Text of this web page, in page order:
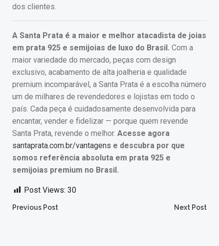
dos clientes.
A Santa Prata é a maior e melhor atacadista de joias
em prata 925 e semijoias de luxo do Brasil. Com a
maior variedade do mercado, peças com design
exclusivo, acabamento de alta joalheria e qualidade
premium incomparável, a Santa Prata é a escolha número
um de milhares de revendedores e lojistas em todo o
país. Cada peça é cuidadosamente desenvolvida para
encantar, vender e fidelizar — porque quem revende
Santa Prata, revende o melhor. Acesse agora
santaprata.com.br/vantagens e descubra por que
somos referência absoluta em prata 925 e
semijoias premium no Brasil.
Post Views: 30
Post
Previous Post Next Post